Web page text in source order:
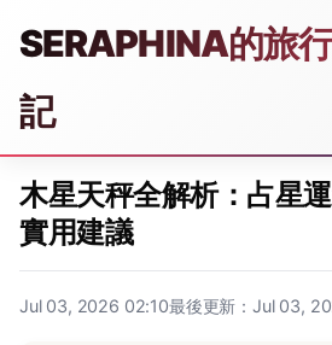
SERAPHINA的旅
記
木星天秤全解析：占星
實用建議
Jul 03, 2026 02:10最後更新：Jul 03,